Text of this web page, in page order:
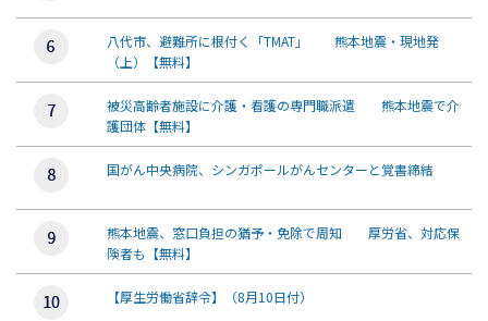
八代市、避難所に根付く「TMAT」 熊本地震・現地発
（上）【無料】
被災高齢者施設に介護・看護の専門職派遣 熊本地震で介
護団体【無料】
国がん中央病院、シンガポールがんセンターと覚書締結
熊本地震、窓口負担の猶予・免除で周知 厚労省、対応保
険者も【無料】
【厚生労働省辞令】（8月10日付）